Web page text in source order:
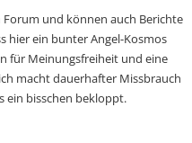
Forum und können auch Berichte
hier ein bunter Angel-Kosmos
für Meinungsfreiheit und eine
macht dauerhafter Missbrauch
ein bisschen bekloppt.